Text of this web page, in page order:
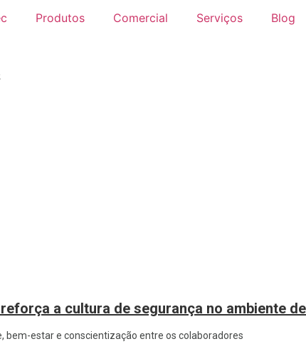
Produtos Comercial Serviços Blog
reforça a cultura de segurança no ambiente
bem-estar e conscientização entre os colaboradores